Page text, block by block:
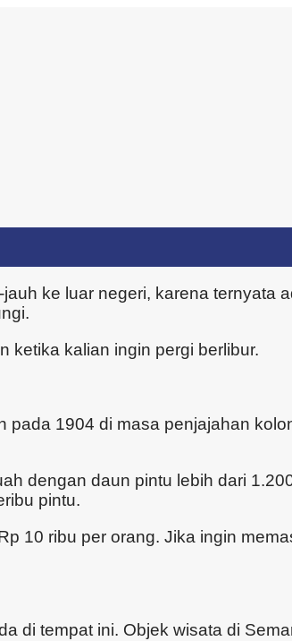
ke luar negeri, karena ternyata
ketika kalian ingin pergi berlibur.
pada 1904 di masa penjajahan
dengan daun pintu lebih dari
pintu.
10 ribu per orang. Jika ingin
di tempat ini. Objek wisata di